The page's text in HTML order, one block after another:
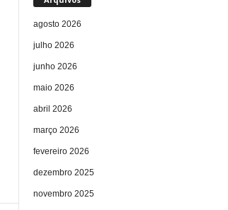
agosto 2026
julho 2026
junho 2026
maio 2026
abril 2026
março 2026
fevereiro 2026
dezembro 2025
novembro 2025